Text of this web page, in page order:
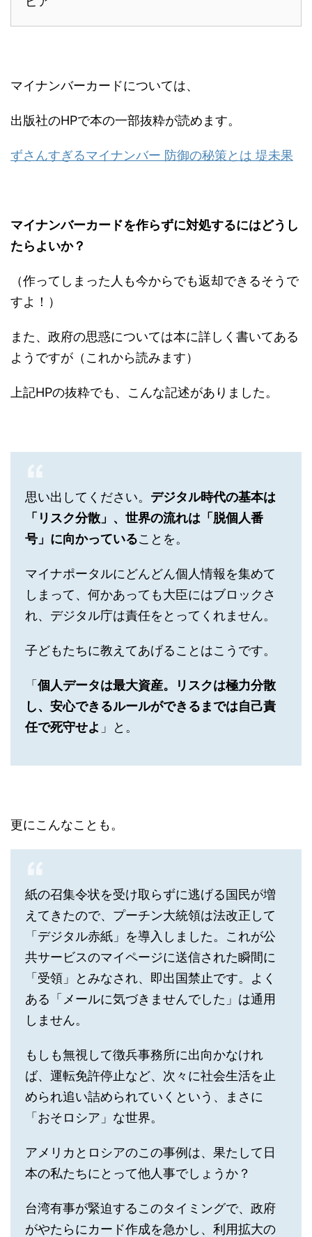
マイナンバーカードについては、
出版社のHPで本の一部抜粋が読めます。
ずさんすぎるマイナンバー 防御の秘策とは 堤未果
マイナンバーカードを作らずに対処するにはどうし
たらよいか？
（作ってしまった人も今からでも返却できるそうで
すよ！）
また、政府の思惑については本に詳しく書いてある
ようですが（これから読みます）
上記HPの抜粋でも、こんな記述がありました。
思い出してください。 デジタル時代の基本は
「リスク分散」、世界の流れは「脱個人番
号」に向かっていることを。
マイナポータルにどんどん個人情報を集めて
しまって、何かあっても大臣にはブロックさ
れ、デジタル庁は責任をとってくれません。
子どもたちに教えてあげることはこうです。
「個人データは最大資産。リスクは極力分散
し、安心できるルールができるまでは自己責
任で死守せよ 」と。
更にこんなことも。
紙の召集令状を受け取らずに逃げる国民が増
えてきたので、プーチン大統領は法改正して
「デジタル赤紙」を導入しました。これが公
共サービスのマイページに送信された瞬間に
「受領」とみなされ、即出国禁止です。よく
ある「メールに気づきませんでした」は通用
しません。
もしも無視して徴兵事務所に出向かなけれ
ば、運転免許停止など、次々に社会生活を止
められ追い詰められていくという、まさに
「おそロシア」な世界。
アメリカとロシアのこの事例は、果たして日
本の私たちにとって他人事でしょうか？
台湾有事が緊迫するこのタイミングで、政府
がやたらにカード作成を急かし、利用拡大の